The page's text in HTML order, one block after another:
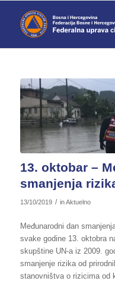
13. oktobar –
smanjenja
13/10/2019 / inAktuelno
Međunarodni dan
svake godine 13. oktobra
skupštine UN-a iz 2009.
smanjenje rizika od
stanovništva o rizicima od